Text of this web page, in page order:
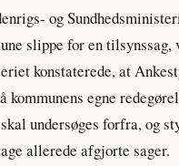
og
slippe for en
konstaterede, at
kommunens egne
undersøges forfra, og
allerede afgjorte sager.